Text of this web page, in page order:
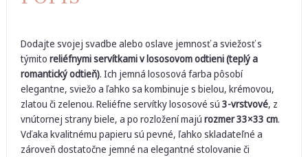
Dodajte svojej svadbe alebo oslave jemnosť a sviežosť s
týmito reliéfnymi servítkami v lososovom odtieni (teplý a
romantický odtieň). Ich jemná lososová farba pôsobí
elegantne, sviežo a ľahko sa kombinuje s bielou, krémovou,
zlatou či zelenou. Reliéfne servítky lososové sú 3-vrstvové, z
vnútornej strany biele, a po rozložení majú rozmer 33×33 cm.
Vďaka kvalitnému papieru sú pevné, ľahko skladateľné a
zároveň dostatočne jemné na elegantné stolovanie či